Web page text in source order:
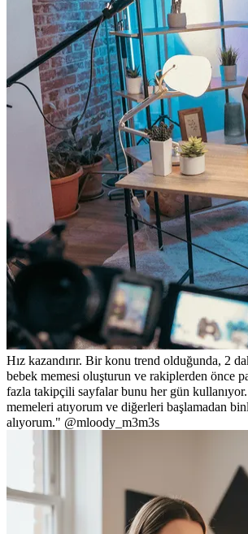
Hız kazandırır. Bir konu trend olduğunda, 2
bebek memesi oluşturun ve rakiplerden önce
fazla takipçili sayfalar bunu her gün
memeleri atıyorum ve diğerleri başlamadan
alıyorum." @mloody_m3m3s